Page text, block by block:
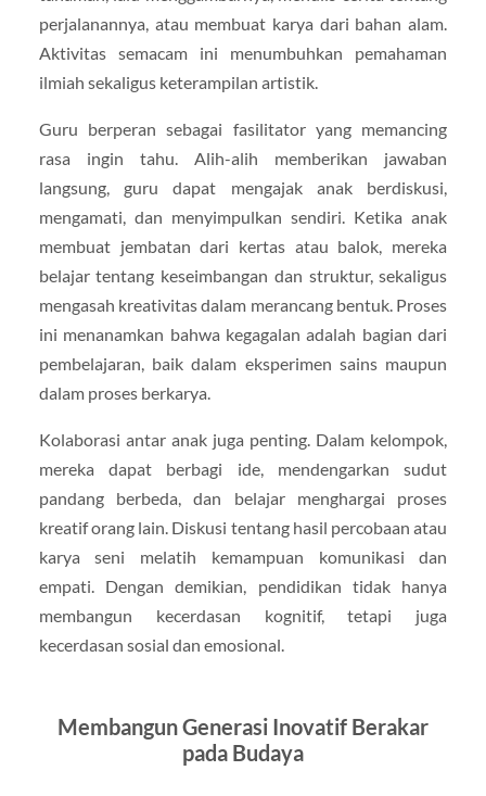
perjalanannya, atau membuat karya dari bahan alam.
Aktivitas semacam ini menumbuhkan pemahaman
ilmiah sekaligus keterampilan artistik.
Guru berperan sebagai fasilitator yang memancing
rasa ingin tahu. Alih-alih memberikan jawaban
langsung, guru dapat mengajak anak berdiskusi,
mengamati, dan menyimpulkan sendiri. Ketika anak
membuat jembatan dari kertas atau balok, mereka
belajar tentang keseimbangan dan struktur, sekaligus
mengasah kreativitas dalam merancang bentuk. Proses
ini menanamkan bahwa kegagalan adalah bagian dari
pembelajaran, baik dalam eksperimen sains maupun
dalam proses berkarya.
Kolaborasi antar anak juga penting. Dalam kelompok,
mereka dapat berbagi ide, mendengarkan sudut
pandang berbeda, dan belajar menghargai proses
kreatif orang lain. Diskusi tentang hasil percobaan atau
karya seni melatih kemampuan komunikasi dan
empati. Dengan demikian, pendidikan tidak hanya
membangun kecerdasan kognitif, tetapi juga
kecerdasan sosial dan emosional.
Membangun Generasi Inovatif Berakar
pada Budaya